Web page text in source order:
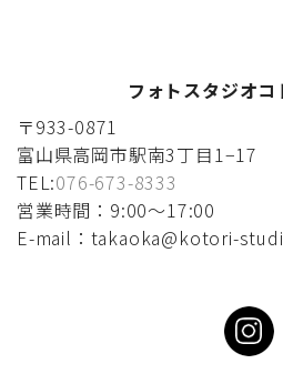
フォトスタジオ
〒933-0871
富山県高岡市駅南3丁目1−17
TEL:076-673-8333
営業時間：9:00〜17:00
E-mail：takaoka@kotori-